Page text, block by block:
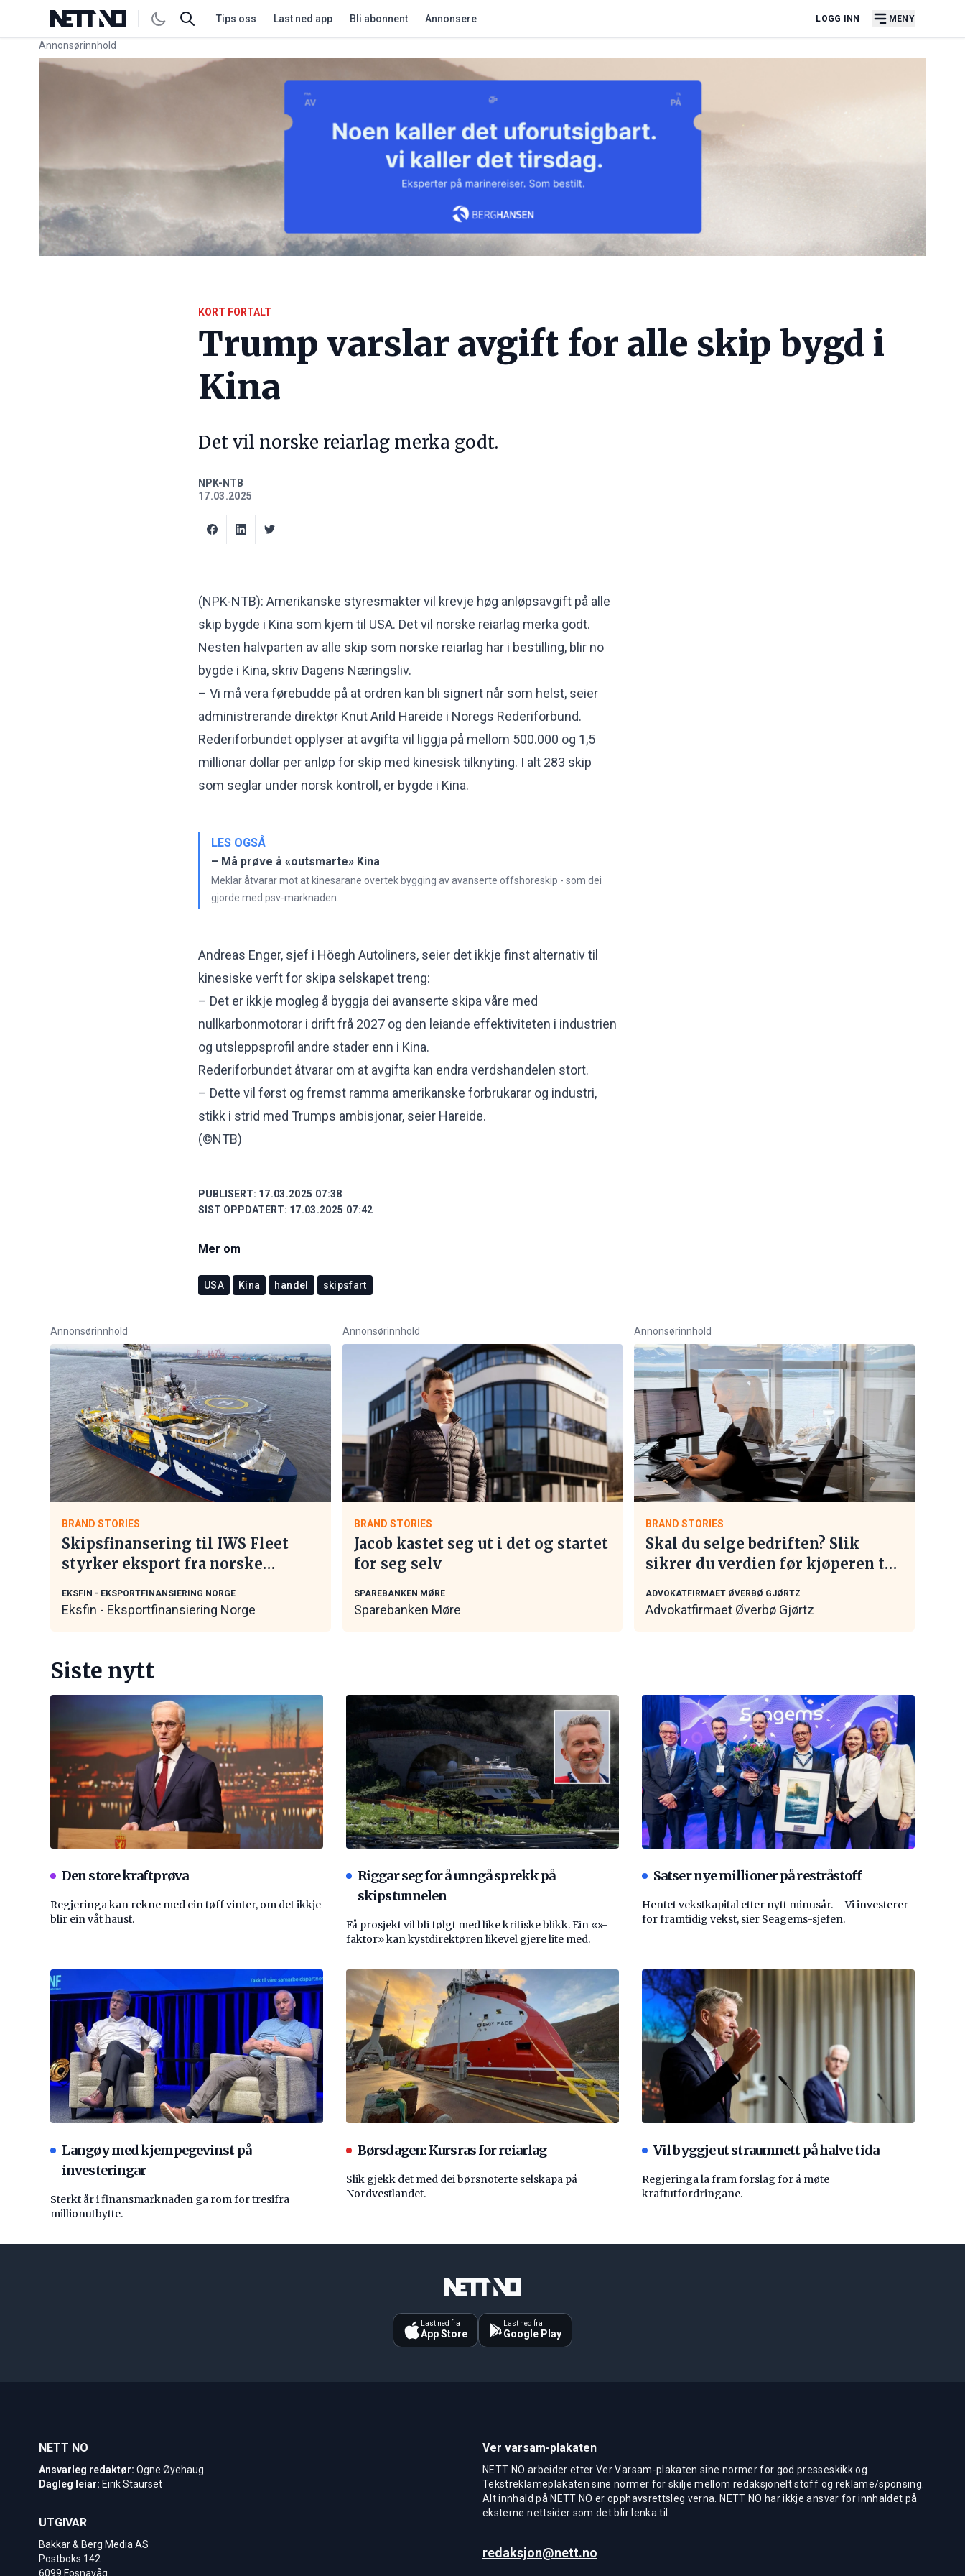
Tips oss Last ned app Bli abonnent Annonsere LOGG INN MENY
Annonsørinnhold
Link for annonse
KORT FORTALT
Trump varslar avgift for alle skip bygd i
Kina
Det vil norske reiarlag merka godt.
NPK-NTB
17.03.2025
(NPK-NTB): Amerikanske styresmakter vil krevje høg anløpsavgift på alle
skip bygde i Kina som kjem til USA. Det vil norske reiarlag merka godt.
Nesten halvparten av alle skip som norske reiarlag har i bestilling, blir no
bygde i Kina, skriv Dagens Næringsliv.
– Vi må vera førebudde på at ordren kan bli signert når som helst, seier
administrerande direktør Knut Arild Hareide i Noregs Rederiforbund.
Rederiforbundet opplyser at avgifta vil liggja på mellom 500.000 og 1,5
millionar dollar per anløp for skip med kinesisk tilknyting. I alt 283 skip
som seglar under norsk kontroll, er bygde i Kina.
LES OGSÅ
– Må prøve å «outsmarte» Kina
Meklar åtvarar mot at kinesarane overtek bygging av avanserte offshoreskip - som dei
gjorde med psv-marknaden.
Andreas Enger, sjef i Höegh Autoliners, seier det ikkje finst alternativ til
kinesiske verft for skipa selskapet treng:
– Det er ikkje mogleg å byggja dei avanserte skipa våre med
nullkarbonmotorar i drift frå 2027 og den leiande effektiviteten i industrien
og utsleppsprofil andre stader enn i Kina.
Rederiforbundet åtvarar om at avgifta kan endra verdshandelen stort.
– Dette vil først og fremst ramma amerikanske forbrukarar og industri,
stikk i strid med Trumps ambisjonar, seier Hareide.
(©NTB)
PUBLISERT: 17.03.2025 07:38
SIST OPPDATERT: 17.03.2025 07:42
Mer om
USA Kina handel skipsfart
Annonsørinnhold
BRAND STORIES
Skipsfinansering til IWS Fleet
styrker eksport fra norske
EKSFIN - EKSPORTFINANSIERING NORGE
Eksfin - Eksportfinansiering Norge
Annonsørinnhold
BRAND STORIES
Jacob kastet seg ut i det og startet
for seg selv
SPAREBANKEN MØRE
Sparebanken Møre
Annonsørinnhold
BRAND STORIES
Skal du selge bedriften? Slik
sikrer du verdien før kjøperen tar
ADVOKATFIRMAET ØVERBØ GJØRTZ
Advokatfirmaet Øverbø Gjørtz
Siste nytt
Den store kraftprøva
Regjeringa kan rekne med ein tøff vinter, om det ikkje
blir ein våt haust.
Riggar seg for å unngå sprekk på
skipstunnelen
Få prosjekt vil bli følgt med like kritiske blikk. Ein «x-
faktor» kan kystdirektøren likevel gjere lite med.
Satser nye millioner på restråstoff
Hentet vekstkapital etter nytt minusår. – Vi investerer
for framtidig vekst, sier Seagems-sjefen.
Langøy med kjempegevinst på
investeringar
Sterkt år i finansmarknaden ga rom for tresifra
millionutbytte.
Børsdagen: Kursras for reiarlag
Slik gjekk det med dei børsnoterte selskapa på
Nordvestlandet.
Vil byggje ut straumnett på halve tida
Regjeringa la fram forslag for å møte
kraftutfordringane.
Last ned fra
App Store
Last ned fra
Google Play
NETT NO
Ansvarleg redaktør: Ogne Øyehaug
Dagleg leiar: Eirik Staurset
UTGIVAR
Bakkar & Berg Media AS
Postboks 142
6099 Fosnavåg
Ver varsam-plakaten
NETT NO arbeider etter Ver Varsam-plakaten sine normer for god presseskikk og
Tekstreklameplakaten sine normer for skilje mellom redaksjonelt stoff og reklame/sponsing.
Alt innhald på NETT NO er opphavsrettsleg verna. NETT NO har ikkje ansvar for innhaldet på
eksterne nettsider som det blir lenka til.
redaksjon@nett.no